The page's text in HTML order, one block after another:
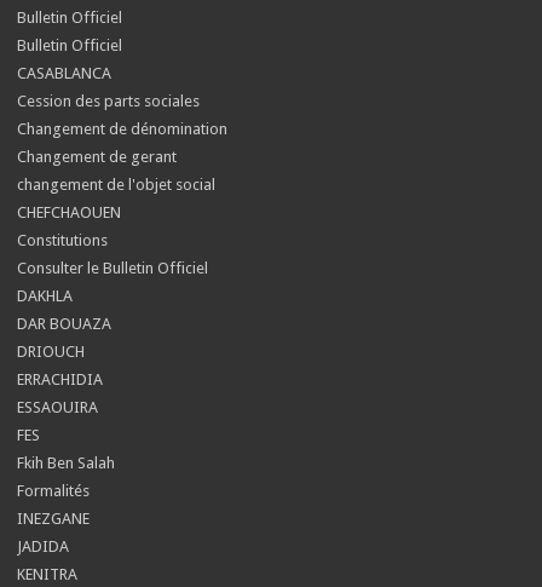
Bulletin Officiel
Bulletin Officiel
CASABLANCA
Cession des parts sociales
Changement de dénomination
Changement de gerant
changement de l'objet social
CHEFCHAOUEN
Constitutions
Consulter le Bulletin Officiel
DAKHLA
DAR BOUAZA
DRIOUCH
ERRACHIDIA
ESSAOUIRA
FES
Fkih Ben Salah
Formalités
INEZGANE
JADIDA
KENITRA